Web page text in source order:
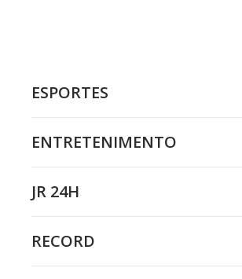
ESPORTES
ENTRETENIMENTO
JR 24H
RECORD